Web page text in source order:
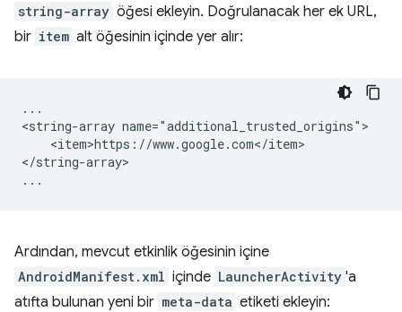
string-array öğesi ekleyin. Doğrulanacak her ek URL,
bir item alt öğesinin içinde yer alır:
...
<string-array
<item>https://www.google.com</item>
</string-array>
Ardından, mevcut etkinlik öğesinin içine
AndroidManifest.xml içinde LauncherActivity 'a
atıfta bulunan yeni bir meta-data etiketi ekleyin: